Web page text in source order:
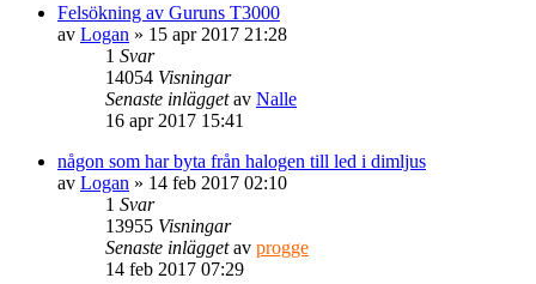
Felsökning av Guruns T3000
av Logan » 15 apr 2017 21:28
1 Svar
14054 Visningar
Senaste inläggetav Nalle
16 apr 2017 15:41
någon som har byta från halogen till led i dimljus
av Logan » 14 feb 2017 02:10
1 Svar
13955 Visningar
Senaste inläggetav progge
14 feb 2017 07:29